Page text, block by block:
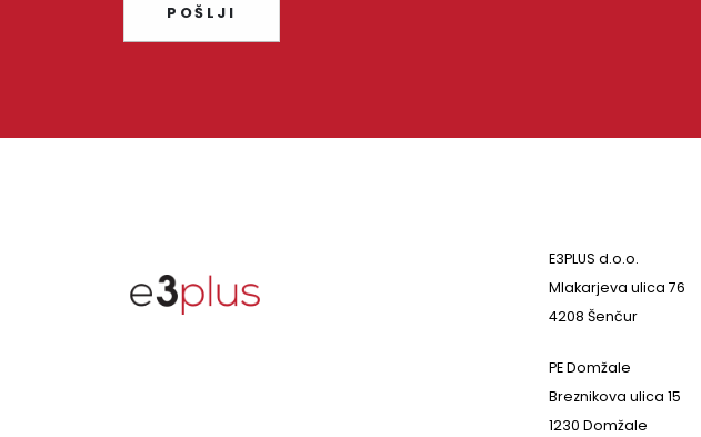
E3PLUS d.o.o.
Mlakarjeva ulica 76
4208 Šenčur
PE Domžale
Breznikova ulica 15
1230 Domžale